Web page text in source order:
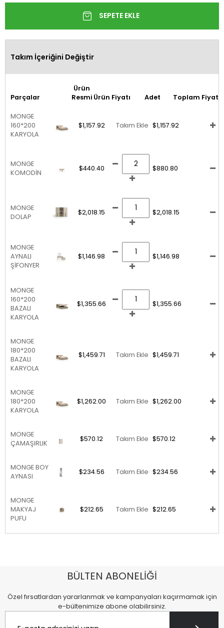
Takım İçeriğini Değiştir
Parçalar
Ürün
Resmi Ürün Fiyatı Adet Toplam Fiyat
MONGE
160*200
KARYOLA
$1,157.92 Takım Ekle $1,157.92
MONGE
KOMODİN
$440.40 $880.80
MONGE
DOLAP
$2,018.15 $2,018.15
MONGE
AYNALI
ŞİFONYER
$1,146.98 $1,146.98
MONGE
160*200
BAZALI
KARYOLA
$1,355.66 $1,355.66
MONGE
180*200
BAZALI
KARYOLA
$1,459.71 Takım Ekle $1,459.71
MONGE
180*200
KARYOLA
$1,262.00 Takım Ekle $1,262.00
MONGE
ÇAMAŞIRLIK
$570.12 Takım Ekle $570.12
MONGE BOY
AYNASI
$234.56 Takım Ekle $234.56
MONGE
MAKYAJ
PUFU
$212.65 Takım Ekle $212.65
BÜLTEN ABONELİĞİ
Özel fırsatlardan yararlanmak ve kampanyaları kaçırmamak için
e-bültenimize abone olabilirsiniz.